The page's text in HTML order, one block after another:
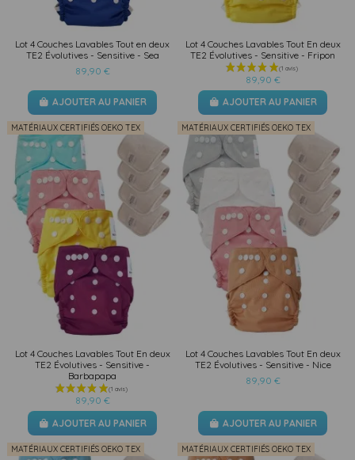
Lot 4 Couches Lavables Tout en deux
TE2 Évolutives - Sensitive - Sea
89,90 €
AJOUTER AU PANIER
Lot 4 Couches Lavables Tout En deux
TE2 Évolutives - Sensitive - Fripon
89,90 €
AJOUTER AU PANIER
MATÉRIAUX CERTIFIÉS OEKO TEX
Lot 4 Couches Lavables Tout En deux
TE2 Évolutives - Sensitive -
Barbapapa
89,90 €
AJOUTER AU PANIER
MATÉRIAUX CERTIFIÉS OEKO TEX
Lot 4 Couches Lavables Tout En deux
TE2 Évolutives - Sensitive - Nice
89,90 €
AJOUTER AU PANIER
MATÉRIAUX CERTIFIÉS OEKO TEX MATÉRIAUX CERTIFIÉS OEKO TEX